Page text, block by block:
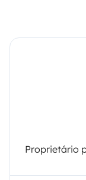
Proprietário